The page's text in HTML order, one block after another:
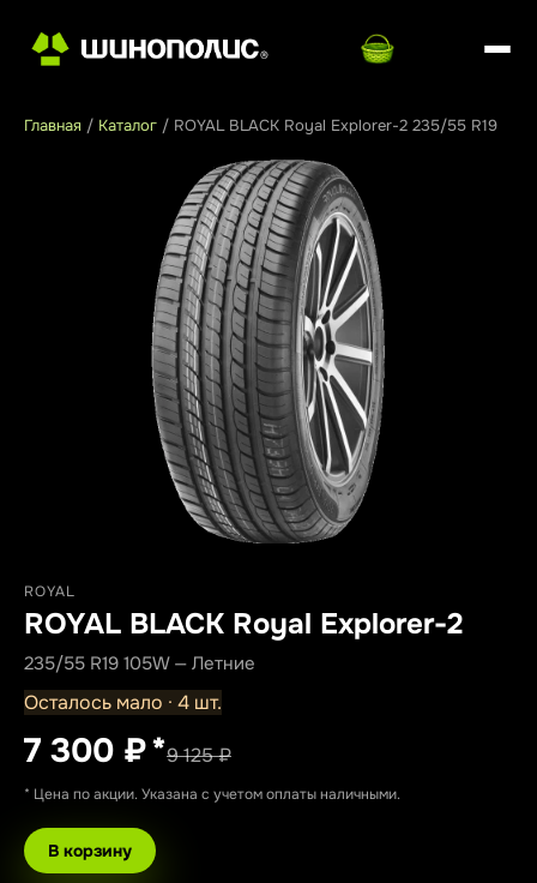
Главная / Каталог / ROYAL BLACK Royal Explorer-2 235/55 R19
ROYAL
ROYAL BLACK Royal Explorer-2
235/55 R19 105W — Летние
Осталось мало · 4 шт.
7 300 ₽*9 125 ₽
* Цена по акции. Указана с учетом оплаты наличными.
В корзину